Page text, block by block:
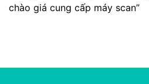
chào giá cung cấp máy scan”